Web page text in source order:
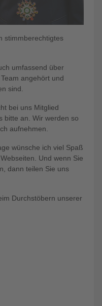
stimmberechtigtes
umfassend über
angehört und
sind.
bei uns Mitglied
bitte an. Wir werden so
aufnehmen.
wünsche ich viel Spaß
Und wenn Sie
dann teilen Sie uns
Durchstöbern unserer